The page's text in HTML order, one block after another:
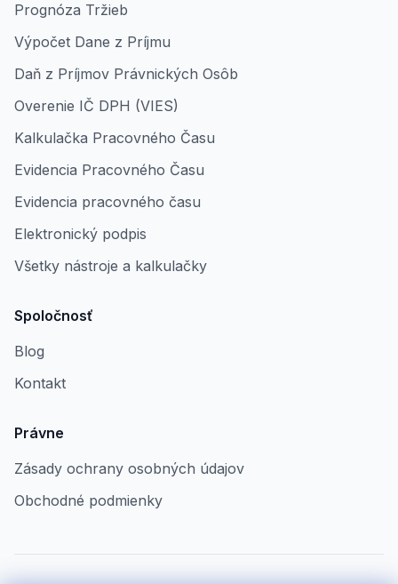
Prognóza Tržieb
Výpočet Dane z Príjmu
Daň z Príjmov Právnických Osôb
Overenie IČ DPH (VIES)
Kalkulačka Pracovného Času
Evidencia Pracovného Času
Evidencia pracovného času
Elektronický podpis
Všetky nástroje a kalkulačky
Spoločnosť
Blog
Kontakt
Právne
Zásady ochrany osobných údajov
Obchodné podmienky